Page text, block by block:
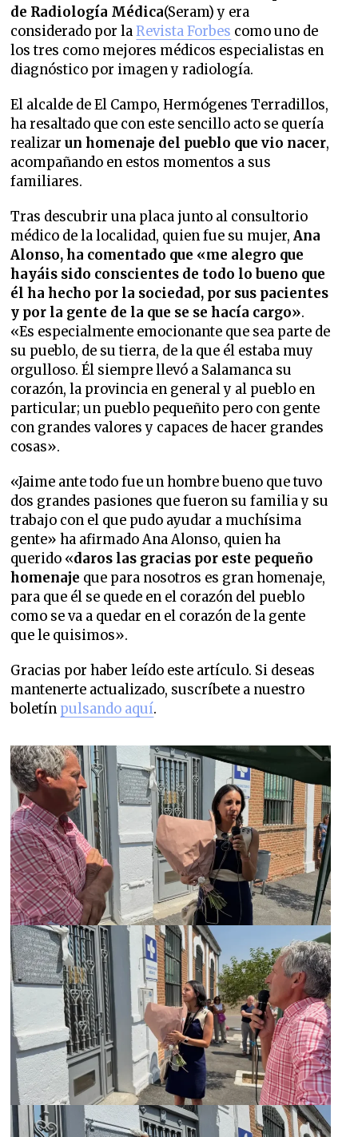
de Radiología Médica(Seram) y era
considerado por laRevista Forbes como uno de
los tres como mejores médicos especialistas en
diagnóstico por imagen y radiología.
El alcalde de El Campo, Hermógenes Terradillos,
ha resaltado que con este sencillo acto se quería
realizar un homenaje del pueblo que vio nacer,
acompañando en estos momentos a sus
familiares.
Tras descubrir una placa junto al consultorio
médico de la localidad, quien fue su mujer,Ana
Alonso, ha comentado que «me alegro que
hayáis sido conscientes de todo lo bueno que
él ha hecho por la sociedad, por sus pacientes
y por la gente de la que se se hacía cargo».
«Es especialmente emocionante que sea parte de
su pueblo, de su tierra, de la que él estaba muy
orgulloso. Él siempre llevó a Salamanca su
corazón, la provincia en general y al pueblo en
particular; un pueblo pequeñito pero con gente
con grandes valores y capaces de hacer grandes
cosas».
«Jaime ante todo fue un hombre bueno que tuvo
dos grandes pasiones que fueron su familia y su
trabajo con el que pudo ayudar a muchísima
gente» ha afirmado Ana Alonso, quien ha
querido «daros las gracias por este pequeño
homenaje que para nosotros es gran homenaje,
para que él se quede en el corazón del pueblo
como se va a quedar en el corazón de la gente
que le quisimos».
Gracias por haber leído este artículo. Si deseas
mantenerte actualizado, suscríbete a nuestro
boletín pulsando aquí.